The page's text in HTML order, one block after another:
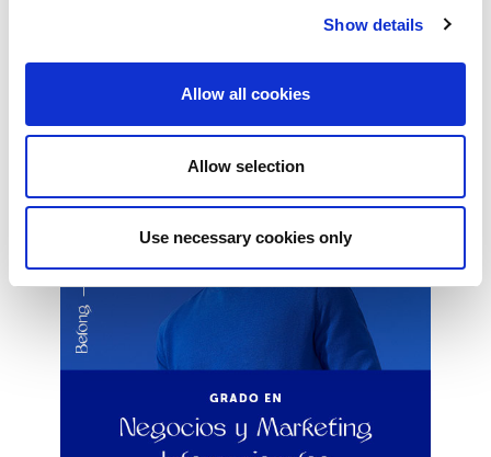
Show details
Allow all cookies
Allow selection
Use necessary cookies only